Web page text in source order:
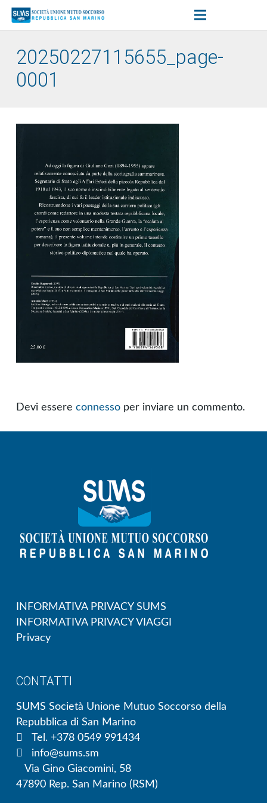
20250227115655_page-
0001
Devi essere connesso per inviare un commento.
INFORMATIVA PRIVACY SUMS
INFORMATIVA PRIVACY VIAGGI
Privacy
CONTATTI
SUMS Società Unione Mutuo Soccorso della
Repubblica di San Marino
Tel. +378 0549 991434
info@sums.sm
Via Gino Giacomini, 58
47890 Rep. San Marino (RSM)